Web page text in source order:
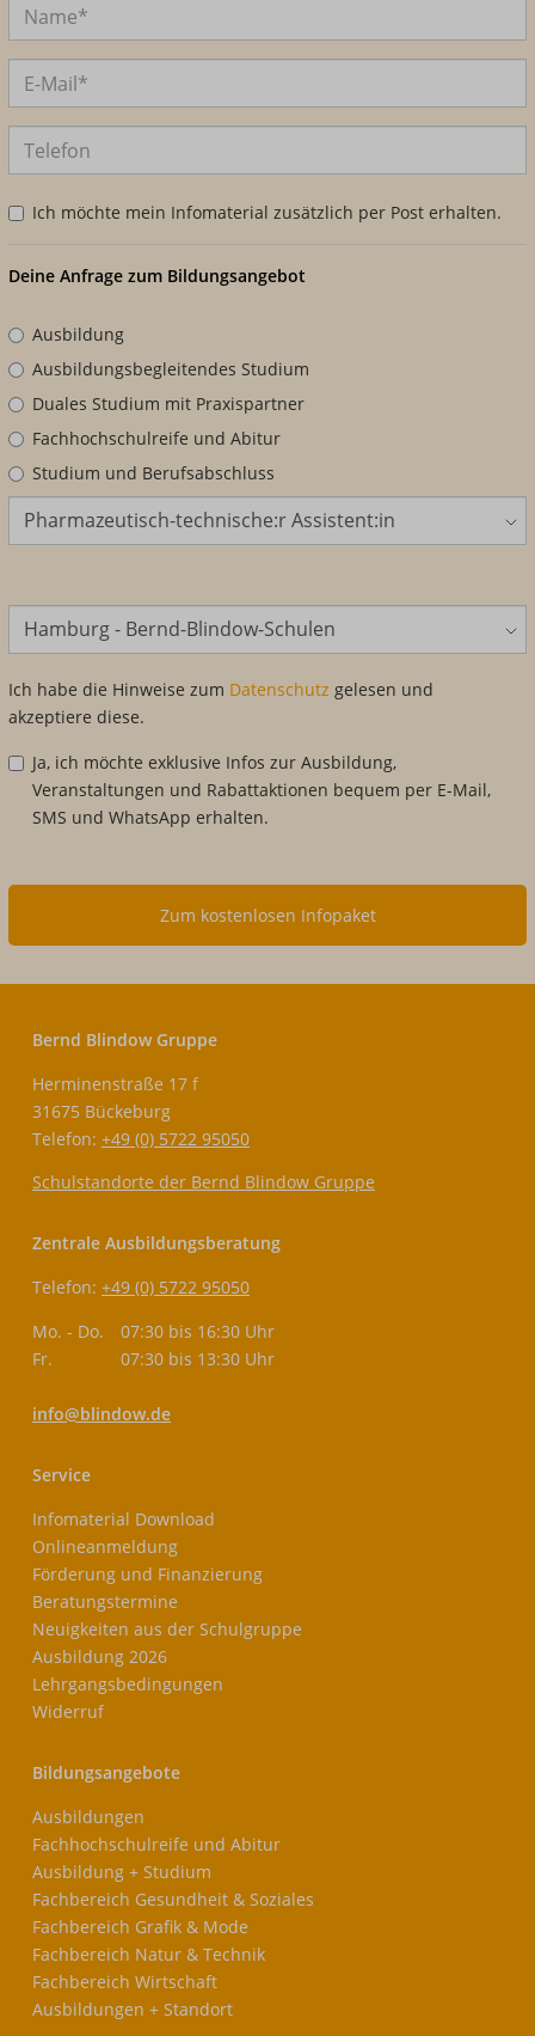
Ich möchte mein Infomaterial zusätzlich per Post erhalten.
Deine Anfrage zum Bildungsangebot
Ausbildung
Ausbildungsbegleitendes Studium
Duales Studium mit Praxispartner
Fachhochschulreife und Abitur
Studium und Berufsabschluss
Bildungsangebot
Standort
Ich habe die Hinweise zum Datenschutz gelesen und
akzeptiere diese.
Ja, ich möchte exklusive Infos zur Ausbildung,
Veranstaltungen und Rabattaktionen bequem per E-Mail,
SMS und WhatsApp erhalten.
Zum kostenlosen Infopaket
Bernd Blindow Gruppe
Herminenstraße 17 f
31675 Bückeburg
Telefon: +49 (0) 5722 95050
Schulstandorte der Bernd Blindow Gruppe
Zentrale Ausbildungsberatung
Telefon: +49 (0) 5722 95050
Mo. - Do.
07:30 bis 16:30 Uhr
Fr.
07:30 bis 13:30 Uhr
info@blindow.de
Service
Infomaterial Download
Onlineanmeldung
Förderung und Finanzierung
Beratungstermine
Neuigkeiten aus der Schulgruppe
Ausbildung 2026
Lehrgangsbedingungen
Widerruf
Bildungsangebote
Ausbildungen
Fachhochschulreife und Abitur
Ausbildung + Studium
Fachbereich Gesundheit & Soziales
Fachbereich Grafik & Mode
Fachbereich Natur & Technik
Fachbereich Wirtschaft
Ausbildungen + Standort